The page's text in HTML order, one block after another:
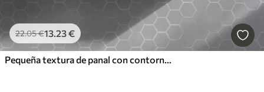
22.05€13.23€
Pequeña textura de panal con contornos suavizados